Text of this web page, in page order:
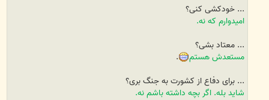
... خودکشی کنی؟
امیدوارم که نه.
... معتاد بشی؟
مستعدش هستم
.
... برای دفاع از کشورت به جنگ بری؟
شاید بله. اگر بچه داشته باشم نه.